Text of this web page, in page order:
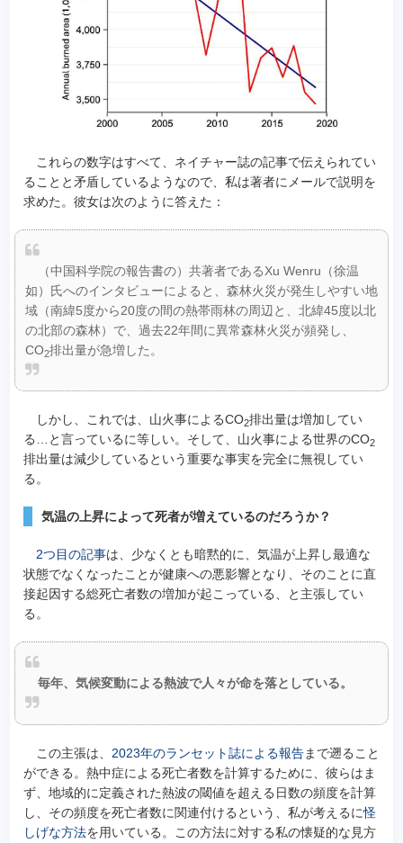
これらの数字はすべて、ネイチャー誌の記事で伝えられてい
ることと矛盾しているようなので、私は著者にメールで説明を
求めた。彼女は次のように答えた：
（中国科学院の報告書の）共著者であるXu Wenru（徐温
如）氏へのインタビューによると、森林火災が発生しやすい地
域（南緯5度から20度の間の熱帯雨林の周辺と、北緯45度以北
の北部の森林）で、過去22年間に異常森林火災が頻発し、
CO2排出量が急増した。
しかし、これでは、山火事によるCO2排出量は増加してい
る…と言っているに等しい。そして、山火事による世界のCO2
排出量は減少しているという重要な事実を完全に無視してい
る。
気温の上昇によって死者が増えているのだろうか？
2つ目の記事は、少なくとも暗黙的に、気温が上昇し最適な
状態でなくなったことが健康への悪影響となり、そのことに直
接起因する総死亡者数の増加が起こっている、と主張してい
る。
毎年、気候変動による熱波で人々が命を落としている。
この主張は、 2023年のランセット誌による報告まで遡ること
ができる。熱中症による死亡者数を計算するために、彼らはま
ず、地域的に定義された熱波の閾値を超える日数の頻度を計算
し、その頻度を死亡者数に関連付けるという、私が考えるに怪
しげな方法を用いている。この方法に対する私の懐疑的な見方